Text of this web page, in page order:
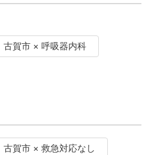
古賀市 × 呼吸器内科
古賀市 × 救急対応なし